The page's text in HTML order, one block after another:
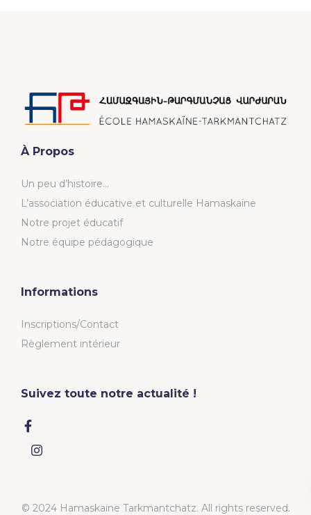
À Propos
Un peu d’histoire…
L’association éducative et culturelle Hamaskaïne
Notre projet éducatif
Notre équipe pédagogique
Informations
Inscriptions/Contact
Règlement intérieur
Suivez toute notre actualité !
© 2024 Hamaskaine Tarkmantchatz. All rights reserved.